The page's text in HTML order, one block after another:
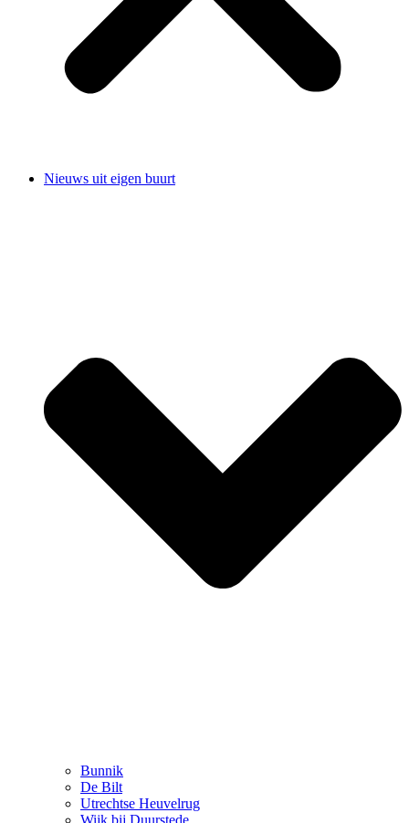
Nieuws uit eigen buurt
Bunnik
De Bilt
Utrechtse Heuvelrug
Wijk bij Duurstede